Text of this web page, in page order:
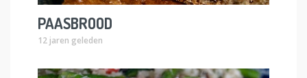
PAASBROOD
12 jaren geleden